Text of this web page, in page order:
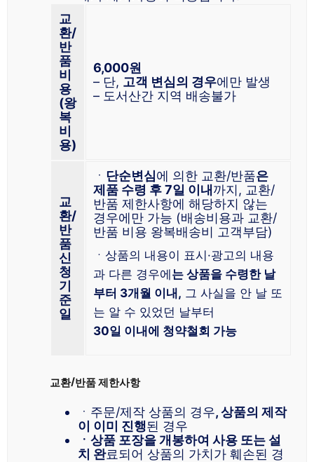
교
환/
반
품
비
용
(왕
복
비
용)
6,000원
– 단, 고객 변심의 경우에만 발생
– 도서산간 지역 배송불가
교
환/
반
품
신
청
기
준
일
ㆍ 단순변심에 의한 교환/반품은
제품 수령 후 7일 이내까지, 교환/
반품 제한사항에 해당하지 않는
경우에만 가능 (배송비용과 교환/
반품 비용 왕복배송비 고객부담)
ㆍ상품의 내용이 표시·광고의 내용
과 다른 경우에는 상품을 수령한 날
부터 3개월 이내, 그 사실을 안 날 또
는 알 수 있었던 날부터
30일 이내에 청약철회 가능
교환/반품 제한사항
ㆍ주문/제작 상품의 경우, 상품의 제작
이 이미 진행된 경우
ㆍ상품 포장을 개봉하여 사용 또는 설
치 완료되어 상품의 가치가 훼손된 경